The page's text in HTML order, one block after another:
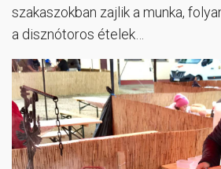
szakaszokban zajlik a munka,
a disznótoros ételek…